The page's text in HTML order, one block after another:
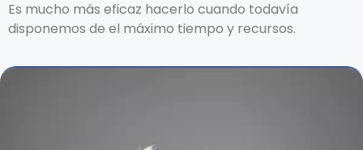
Es mucho más eficaz hacerlo cuando todavía
disponemos de el máximo tiempo y recursos.